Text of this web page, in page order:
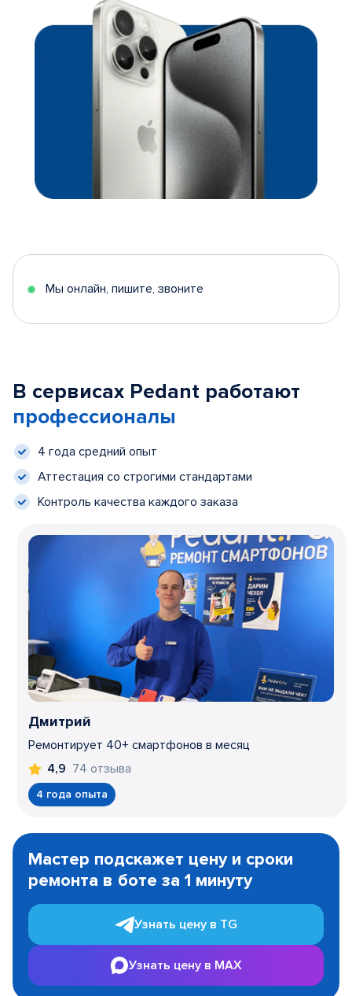
Мы онлайн, пишите, звоните
В сервисах Pedant работают
профессионалы
4 года средний опыт
Аттестация со строгими стандартами
Контроль качества каждого заказа
Дмитрий
Ремонтирует 40+ смартфонов в месяц
4,9 74 отзыва
4 года опыта
1
Мастер подскажет цену и сроки
ремонта в боте за 1 минуту
Узнать цену в TG
Узнать цену в MAX